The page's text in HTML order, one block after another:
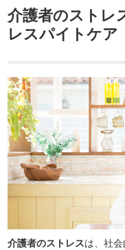
介護者のストレ
レスパイトケア
介護者のストレスは、社会